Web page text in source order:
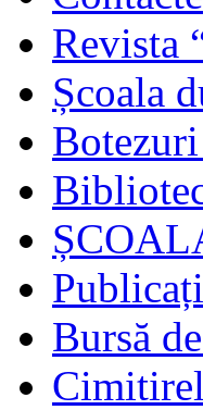
Revista
Școala
Bursă